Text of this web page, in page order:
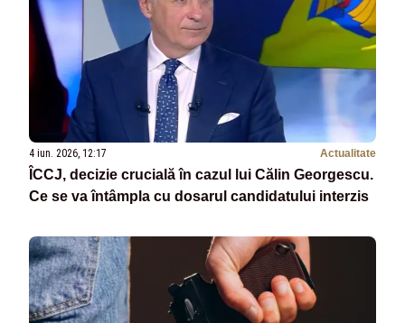
4 iun. 2026, 12:17 Actualitate
ÎCCJ, decizie crucială în cazul lui Călin Georgescu.
Ce se va întâmpla cu dosarul candidatului interzis